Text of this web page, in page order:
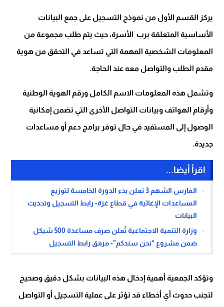
يركز القسم الأول من نموذج التسجيل على جمع البيانات
الأساسية المتعلقة برب الأسرة، حيث يتم طلب مجموعة من
المعلومات الشخصية المهمة التي تساعد في التحقق من هوية
مقدم الطلب والتواصل معه عند الحاجة.
وتشمل هذه المعلومات الاسم الكامل ورقم الهوية الوطنية
وأرقام الهواتف وبيانات التواصل الأخرى التي تضمن إمكانية
الوصول إلى المستفيد في حال توفر برامج دعم أو مساعدات
جديدة.
اقرأ أيضا...
الفارس الشهم 3 تعلن بدء الدورة الخامسة لتوزيع
المساعدات الإغاثية في قطاع غزة- رابط التسجيل وتحديث
البيانات
وزارة التنمية الاجتماعية تُعلن صرف مساعدة 500 شيكل
ضمن مشروع “نحن سندكم”- مرفق رابط التسجيل
وتؤكد الجمعية أهمية إدخال هذه البيانات بشكل دقيق وصحيح
لتجنب حدوث أي أخطاء قد تؤثر على عملية التسجيل أو التواصل